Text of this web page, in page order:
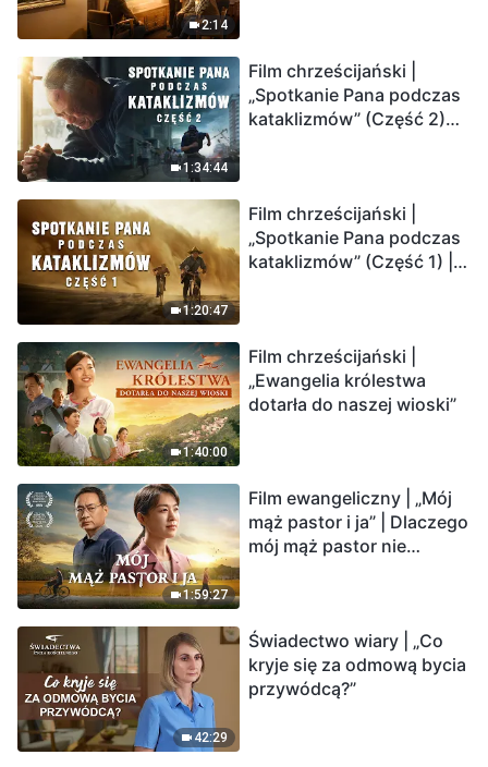
2:14
1:34:44
Film chrześcijański |
„Spotkanie Pana podczas
kataklizmów” (Część 2)
Ludzkość weszła w
odliczanie. Czy znalazłeś
już drogę ocalenia?
1:20:47
Film chrześcijański |
„Spotkanie Pana podczas
kataklizmów” (Część 1) |
1:40:00
Film chrześcijański |
„Ewangelia królestwa
dotarła do naszej wioski”
1:59:27
Film ewangeliczny | „Mój
mąż pastor i ja” | Dlaczego
mój mąż pastor nie
42:29
Świadectwo wiary | „Co
kryje się za odmową bycia
przywódcą?”